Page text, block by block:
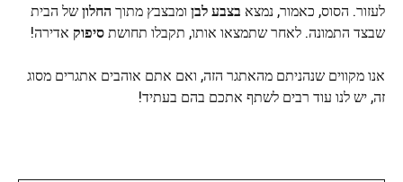
לעזור. הסוס, כאמור, נמצא בצבע לבן ומבצבץ מתוך החלוןשל הבית
שבצד התמונה. לאחר שתמצאו אותו, תקבלו תחושתסיפוק אדירה!
אנו מקווים שנהניתם מהאתגר הזה, ואם אתם אוהבים אתגרים מסוג
זה, יש לנו עוד רבים לשתף אתכם בהם בעתיד!